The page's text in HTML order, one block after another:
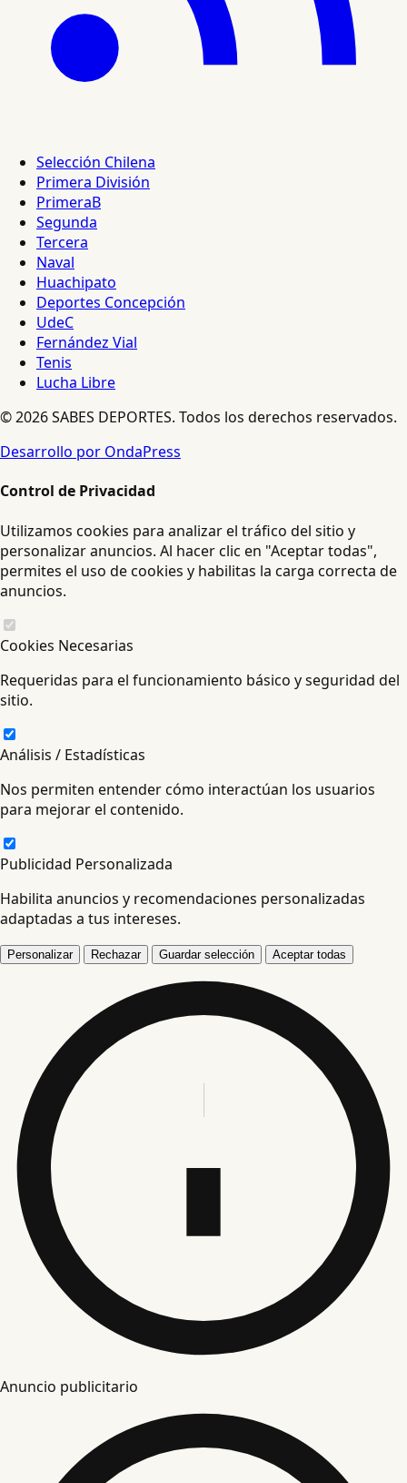
Selección Chilena
Primera División
PrimeraB
Segunda
Tercera
Naval
Huachipato
Deportes Concepción
UdeC
Fernández Vial
Tenis
Lucha Libre
© 2026 SABES DEPORTES. Todos los derechos reservados.
Desarrollo por OndaPress
Control de Privacidad
Utilizamos cookies para analizar el tráfico del sitio y
personalizar anuncios. Al hacer clic en "Aceptar todas",
permites el uso de cookies y habilitas la carga correcta de
anuncios.
Cookies Necesarias
Requeridas para el funcionamiento básico y seguridad del
sitio.
Análisis / Estadísticas
Nos permiten entender cómo interactúan los usuarios
para mejorar el contenido.
Publicidad Personalizada
Habilita anuncios y recomendaciones personalizadas
adaptadas a tus intereses.
Personalizar Rechazar Guardar selección Aceptar todas
Anuncio publicitario